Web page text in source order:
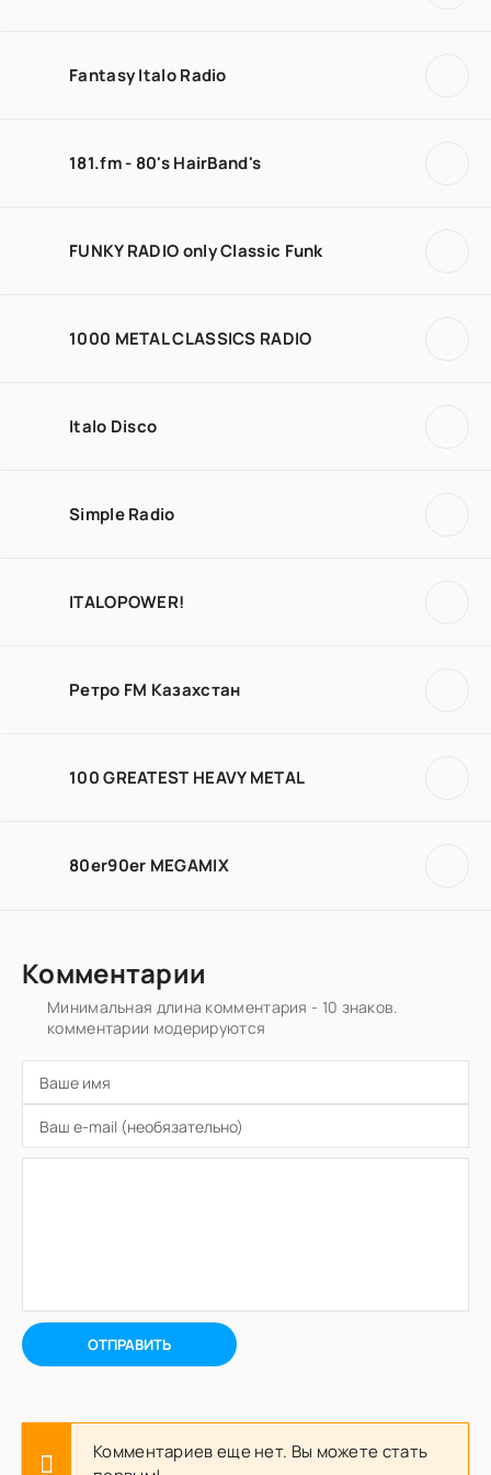
Fantasy Italo Radio
181.fm - 80's HairBand's
FUNKY RADIO only Classic Funk
1000 METAL CLASSICS RADIO
Italo Disco
Simple Radio
ITALOPOWER!
Ретро FM Казахстан
100 GREATEST HEAVY METAL
80er90er MEGAMIX
Комментарии
Минимальная длина комментария - 10 знаков.
комментарии модерируются
ОТПРАВИТЬ
Комментариев еще нет. Вы можете стать